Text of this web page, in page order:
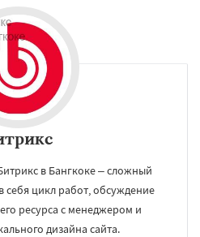
в Бангкоке – сложный
цикл работ, обсуждение
ресурса с менеджером и
дизайна сайта.